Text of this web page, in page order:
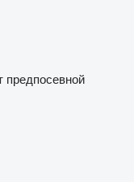
предпосевной